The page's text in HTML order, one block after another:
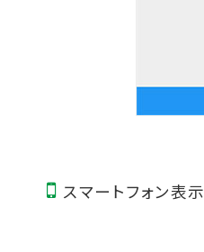
スマートフォン表示